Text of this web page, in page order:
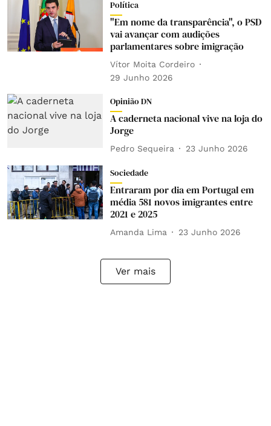
Política
"Em nome da transparência", o PSD
vai avançar com audições
parlamentares sobre imigração
Vítor Moita Cordeiro
29 Junho 2026
Opinião DN
A caderneta nacional vive na loja do
Jorge
Pedro Sequeira 23 Junho 2026
Sociedade
Entraram por dia em Portugal em
média 581 novos imigrantes entre
2021 e 2025
Amanda Lima 23 Junho 2026
Ver mais